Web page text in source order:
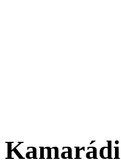
Kamarádi